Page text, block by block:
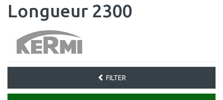
Longueur 2300
FILTER